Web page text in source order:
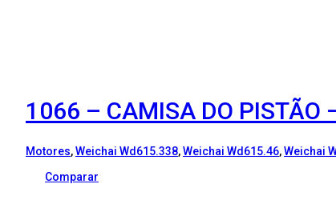
1066 – CAMISA DO PISTÃO
Motores,Weichai Wd615.338,Weichai Wd615.46,Weichai
Comparar